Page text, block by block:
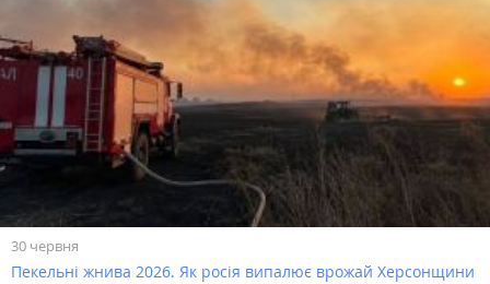
30 червня
Пекельні жнива 2026. Як росія випалює врожай Херсонщини